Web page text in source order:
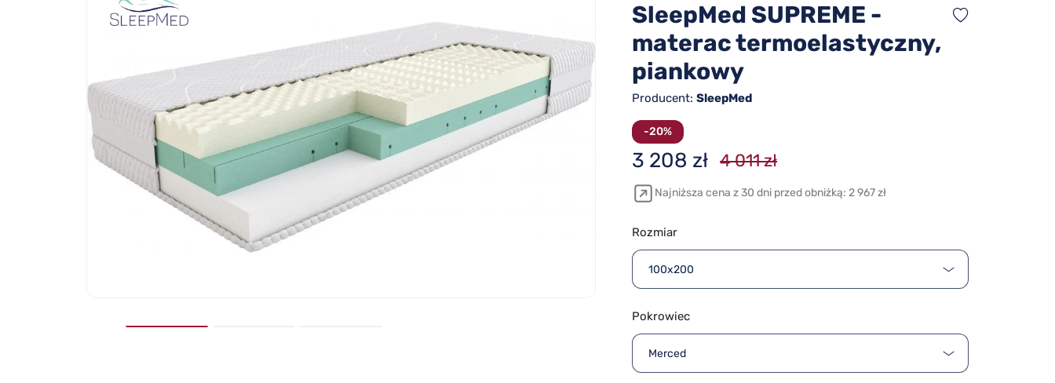
SleepMed SUPREME -
materac termoelastyczny,
piankowy
Producent: SleepMed
-20%
3 208 zł 4 011 zł
Najniższa cena z 30 dni przed obniżką: 2 967 zł
Rozmiar
100x200
Pokrowiec
Merced